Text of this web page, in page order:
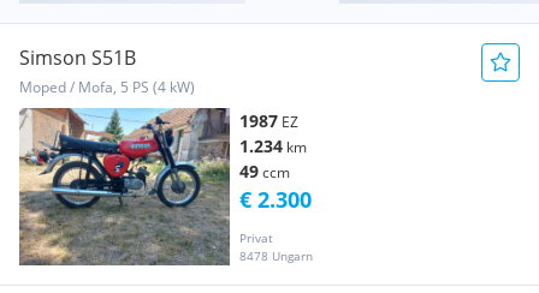
Simson S51B
Moped / Mofa, 5 PS (4 kW)
1987 EZ
1.234 km
49ccm
Privat
8478 Ungarn
€ 2.300